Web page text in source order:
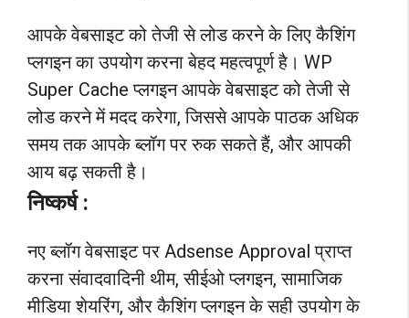
आपके वेबसाइट को तेजी से लोड करने के लिए कैशिंग
प्लगइन का उपयोग करना बेहद महत्वपूर्ण है। WP
Super Cache प्लगइन आपके वेबसाइट को तेजी से
लोड करने में मदद करेगा, जिससे आपके पाठक अधिक
समय तक आपके ब्लॉग पर रुक सकते हैं, और आपकी
आय बढ़ सकती है।
निष्कर्ष :
नए ब्लॉग वेबसाइट पर Adsense Approval प्राप्त
करना संवादवादिनी थीम, सीईओ प्लगइन, सामाजिक
मीडिया शेयरिंग, और कैशिंग प्लगइन के सही उपयोग के